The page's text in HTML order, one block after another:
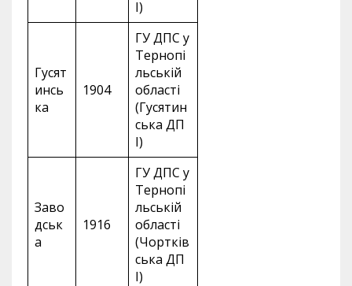
І)
Гусят
инсь
ка
1904
ГУ ДПС у
Тернопі
льській
області
(Гусятин
ська ДП
І)
Заво
дськ
а
1916
ГУ ДПС у
Тернопі
льській
області
(Чортків
ська ДП
І)